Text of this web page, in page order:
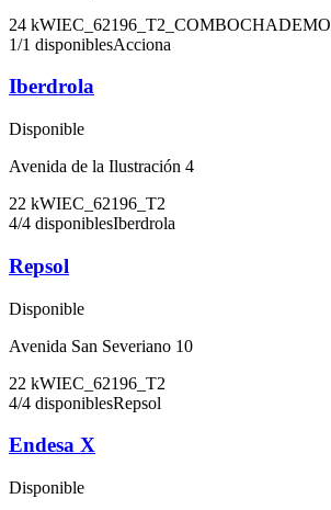
24 kWIEC_62196_T2_COMBOCHADEMO
1/1 disponiblesAcciona
Iberdrola
Disponible
Avenida de la Ilustración 4
22 kWIEC_62196_T2
4/4 disponiblesIberdrola
Repsol
Disponible
Avenida San Severiano 10
22 kWIEC_62196_T2
4/4 disponiblesRepsol
Endesa X
Disponible